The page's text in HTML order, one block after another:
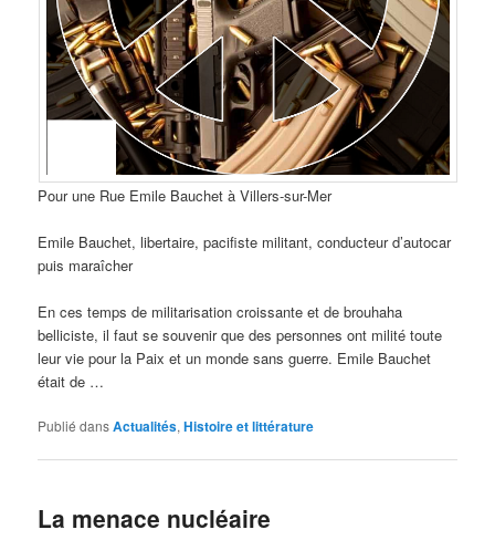
Pour une Rue Emile Bauchet à Villers-sur-Mer
Emile Bauchet, libertaire, pacifiste militant, conducteur d’autocar
puis maraîcher
En ces temps de militarisation croissante et de brouhaha
belliciste, il faut se souvenir que des personnes ont milité toute
leur vie pour la Paix et un monde sans guerre. Emile Bauchet
était de …
Publié dansActualités,Histoire et littérature
La menace nucléaire